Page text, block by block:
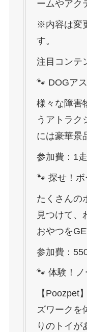
ームやアク
※内容は変
す。
注目コンテ
🐾 DOGア
様々な障害
うアトラク
には豪華景
参加費：1
🐾 探せ！
たくさんの
見つけて、
おやつを
参加費：
🐾 体験！ノ
【Poozpet
ズワークを
りのトイが